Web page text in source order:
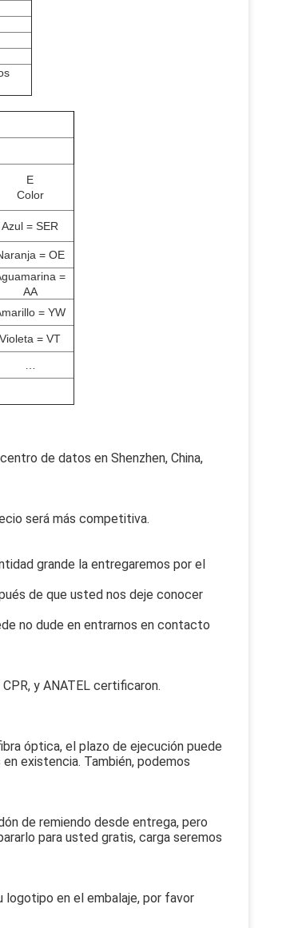
E
Color
Azul = SER
= OE
=
AA
= YW
Violeta = VT
de datos en Shenzhen, China,
será más competitiva.
grande la entregaremos por el
de que usted nos deje conocer
no dude en entrarnos en contacto
y ANATEL certificaron.
óptica, el plazo de ejecución puede
existencia. También, podemos
de remiendo desde entrega, pero
para usted gratis, carga seremos
logotipo en el embalaje, por favor